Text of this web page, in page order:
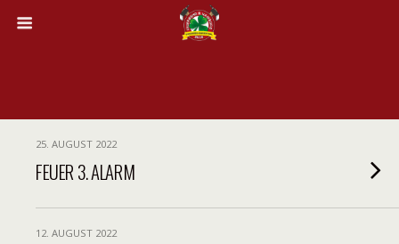
25. AUGUST 2022
FEUER 3. ALARM
12. AUGUST 2022